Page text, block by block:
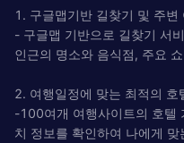
1. 구글맵기반 길찾기 및 주변
- 구글맵 기반으로 길찾기 서
인근의 명소와 음식점, 주요
2. 여행일정에 맞는 최적의 호
-100여개 여행사이트의 호텔
치 정보를 확인하여 나에게